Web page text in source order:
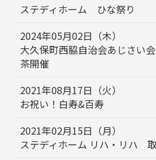
ステディホーム ひな祭り
2024年05月02日（木）
大久保町西脇自治会あじさい
茶開催
2021年08月17日（火）
お祝い！白寿&百寿
2021年02月15日（月）
ステディホーム リハ・リハ